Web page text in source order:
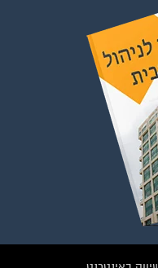
הצטרפות בדף